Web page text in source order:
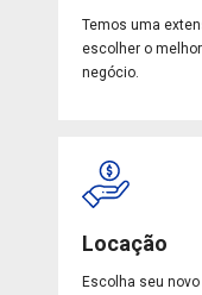
Temos uma
escolher o
negócio.
Locação
Escolha seu